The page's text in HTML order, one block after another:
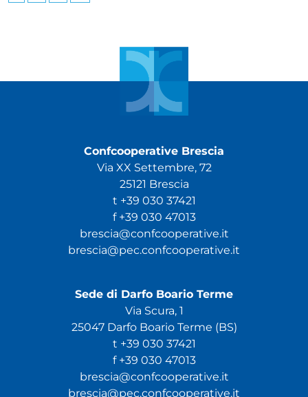
Confcooperative Brescia
Via XX Settembre, 72
25121 Brescia
t +39 030 37421
f +39 030 47013
brescia@confcooperative.it
brescia@pec.confcooperative.it
Sede di Darfo Boario Terme
Via Scura, 1
25047 Darfo Boario Terme (BS)
t +39 030 37421
f +39 030 47013
brescia@confcooperative.it
brescia@pec.confcooperative.it